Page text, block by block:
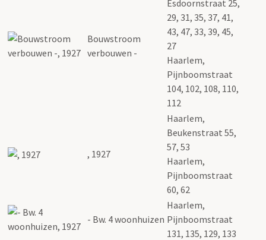
Bouwstroom
verbouwen -
Esdoornstraat 25,
29, 31, 35, 37, 41,
43, 47, 33, 39, 45,
27
Haarlem,
Pijnboomstraat
104, 102, 108, 110,
112
, 1927
Haarlem,
Beukenstraat 55,
57, 53
Haarlem,
Pijnboomstraat
60, 62
- Bw. 4 woonhuizen
Haarlem,
Pijnboomstraat
131, 135, 129, 133